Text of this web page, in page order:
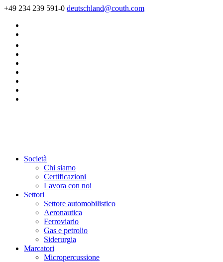
+49 234 239 591-0 deutschland@couth.com
Società
Chi siamo
Certificazioni
Lavora con noi
Settori
Settore automobilistico
Aeronautica
Ferroviario
Gas e petrolio
Siderurgia
Marcatori
Micropercussione